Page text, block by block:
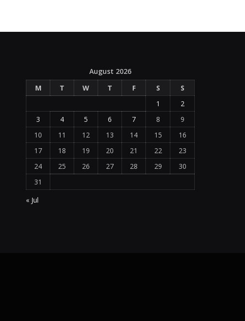
August 2026
M
T W T F S
S
1
2
3
4 5 6 7 8
9
10
11 12 13 14 15
16
17
18 19 20 21 22
23
24
25 26 27 28 29
30
31
« Jul